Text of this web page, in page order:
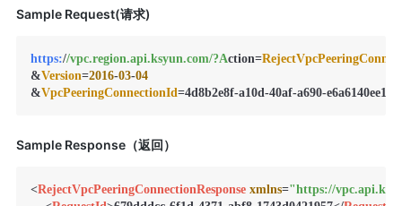
Sample Request(请求)
https://vpc.region.api.ksyun.com/?Action=
&Version=2016-03-04
&VpcPeeringConnectionId
Sample Response（返回）
<RejectVpcPeeringConnectionResponse xmlns="https://